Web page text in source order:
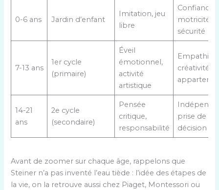
0-6 ans Jardin d’enfant
Imitation, jeu
libre
Confiance,
motricité,
sécurité
7-13 ans
1er cycle
(primaire)
Éveil
émotionnel,
activité
artistique
Empathie,
créativité,
14-21
ans
2e cycle
(secondaire)
Pensée
critique,
responsabilité
prise de
décision
Avant de zoomer sur chaque âge, rappelons que
Steiner n’a pas inventé l’eau tiède : l’idée des étapes de
la vie, on la retrouve aussi chez Piaget, Montessori ou